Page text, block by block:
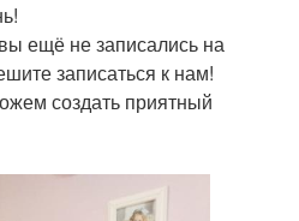
ещё не записались на
записаться к нам!
создать приятный